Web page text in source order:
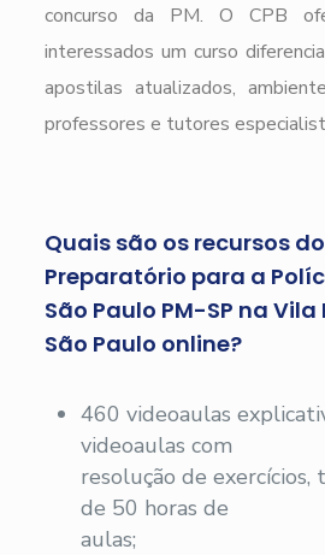
concurso da PM. O CPB
interessados um curso
apostilas atualizados,
professores e tutores
Quais são os recursos
Preparatório para a
São Paulo PM-SP na
São Paulo online?
460 videoaulas
videoaulas com
resolução de exercícios,
de 50 horas de
aulas;